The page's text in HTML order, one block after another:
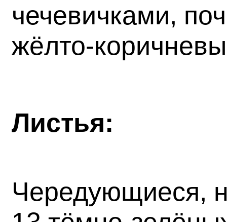
чечевичками,
жёлто-
Листья:
Чередующиеся,